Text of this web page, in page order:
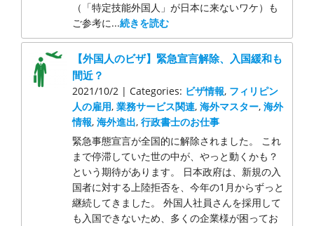
（「特定技能外国人」が日本に来ないワケ）も
ご参考に...続きを読む
【外国人のビザ】緊急宣言解除、入国緩和も
間近？
2021/10/2 | Categories: ビザ情報, フィリピン
人の雇用,業務サービス関連,海外マスター,海外
情報,海外進出,行政書士のお仕事
緊急事態宣言が全国的に解除されました。 これ
まで停滞していた世の中が、やっと動くかも？
という期待があります。 日本政府は、新規の入
国者に対する上陸拒否を、今年の1月からずっと
継続してきました。 外国人社員さんを採用して
も入国できないため、多くの企業様が困ってお